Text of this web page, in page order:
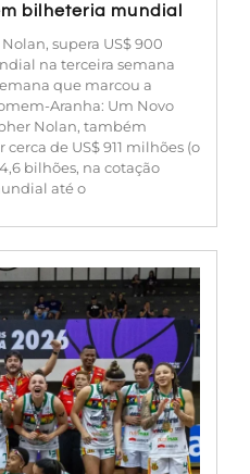
bilheteria mundial
supera US$ 900
na terceira semana
que marcou a
Aranha: Um Novo
Nolan, também
de US$ 911 milhões (o
bilhões, na cotação
até o